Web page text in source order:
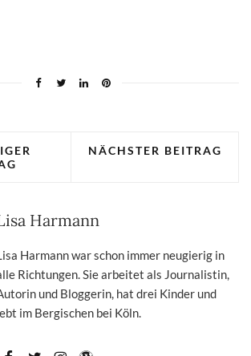
NÄCHSTER BEITRAG
Harmann
Harmann war schon immer neugierig in
Richtungen. Sie arbeitet als Journalistin,
und Bloggerin, hat drei Kinder und
im Bergischen bei Köln.